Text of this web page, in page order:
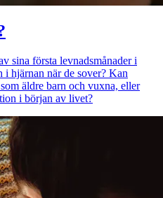
sina första levnadsmånader i
i hjärnan när de sover? Kan
äldre barn och vuxna, eller
i början av livet?